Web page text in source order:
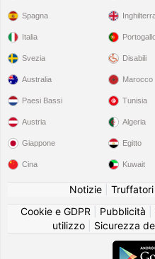
Spagna
Italia
Svezia Disabili
Australia
Paesi Bassi
Austria
Giappone
Cina
Marocco
Tunisia
Algeria
Egitto
Kuwait
Notizie| Truffatori
Cookie e GDPR
Pubblicità
utilizzo| Sicurezza